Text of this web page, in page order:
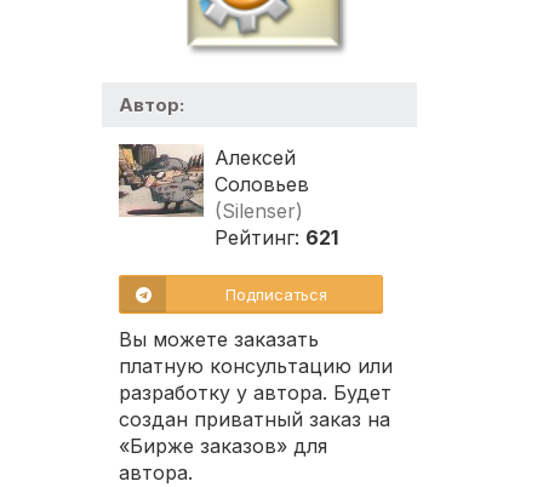
Автор:
Алексей
Соловьев
(Silenser)
Рейтинг: 621
Подписаться
Вы можете заказать
платную консультацию или
разработку у автора. Будет
создан приватный заказ на
«Бирже заказов» для
автора.